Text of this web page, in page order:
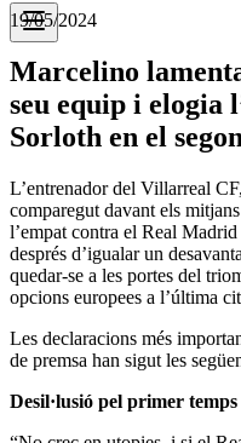
19/05/2024
Marcelino
seu equip i elogia
Sorloth en el
L’entrenador del Villarreal
comparegut davant els
l’empat contra el Real
després d’igualar un
quedar-se a les portes del
opcions europees a l’última
Les declaracions més
de premsa han sigut les
Desil·lusió pel primer